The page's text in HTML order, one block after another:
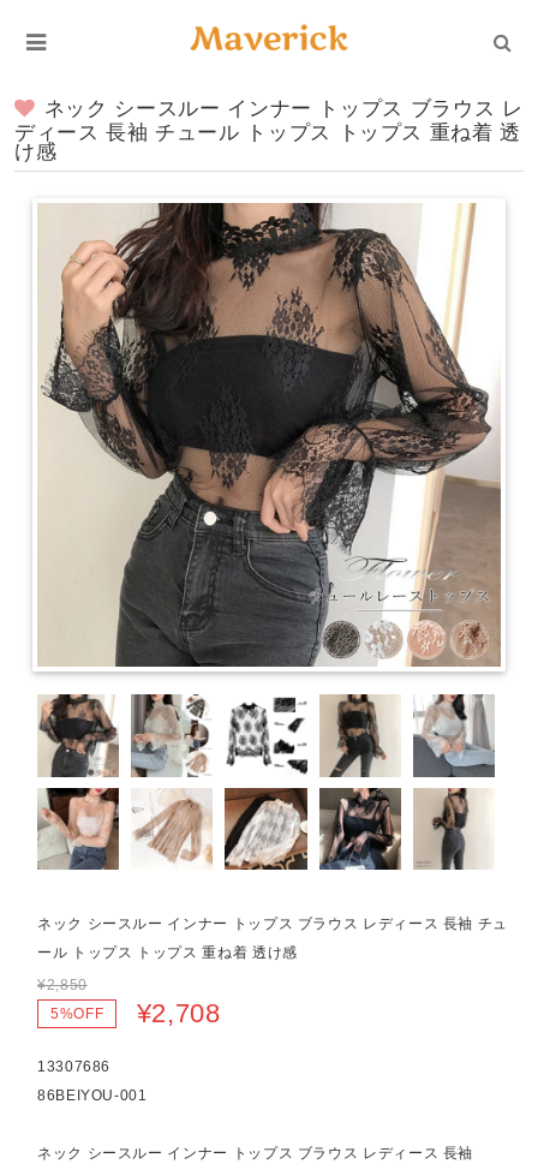
ネック シースルー インナー トップス ブラウス レ
ディース 長袖 チュール トップス トップス 重ね着 透
け感
ネック シースルー インナー トップス ブラウス レディース 長袖 チュ
ール トップス トップス 重ね着 透け感
¥2,850
5%OFF
¥2,708
13307686
86BEIYOU-001
ネック シースルー インナー トップス ブラウス レディース 長袖